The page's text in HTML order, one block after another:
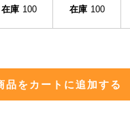
在庫 100 在庫 100